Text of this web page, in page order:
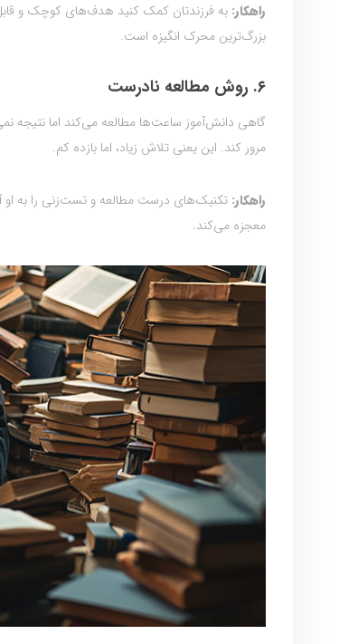
راهکار: به فرزندتان کمک کنید هدف‌های کوچک و
بزرگ‌ترین محرک انگیزه است.
۶. روش مطالعه نادرست
گاهی دانش‌آموز ساعت‌ها مطالعه می‌کند اما نتیجه
مرور کند. این یعنی تلاش زیاد، اما بازده کم.
راهکار: تکنیک‌های درست مطالعه و تست‌زنی را به
معجزه می‌کند.